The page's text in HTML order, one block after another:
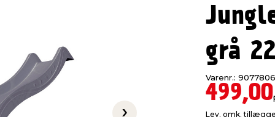
grå
Varenr.: 9077806
499,00
Lev. omk.